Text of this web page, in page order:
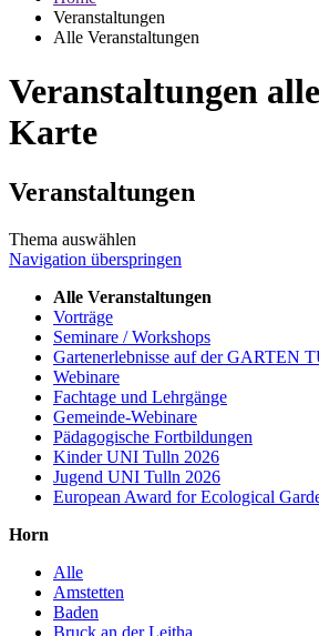
Veranstaltungen
Alle Veranstaltungen
Veranstaltungen
Karte
Veranstaltungen
Thema auswählen
Navigation überspringen
Alle Veranstaltungen
Vorträge
Seminare / Workshops
Gartenerlebnisse auf der GARTEN
Webinare
Fachtage und Lehrgänge
Gemeinde-Webinare
Pädagogische Fortbildungen
Kinder UNI Tulln 2026
Jugend UNI Tulln 2026
European Award for Ecological
Horn
Alle
Amstetten
Baden
Bruck an der Leitha